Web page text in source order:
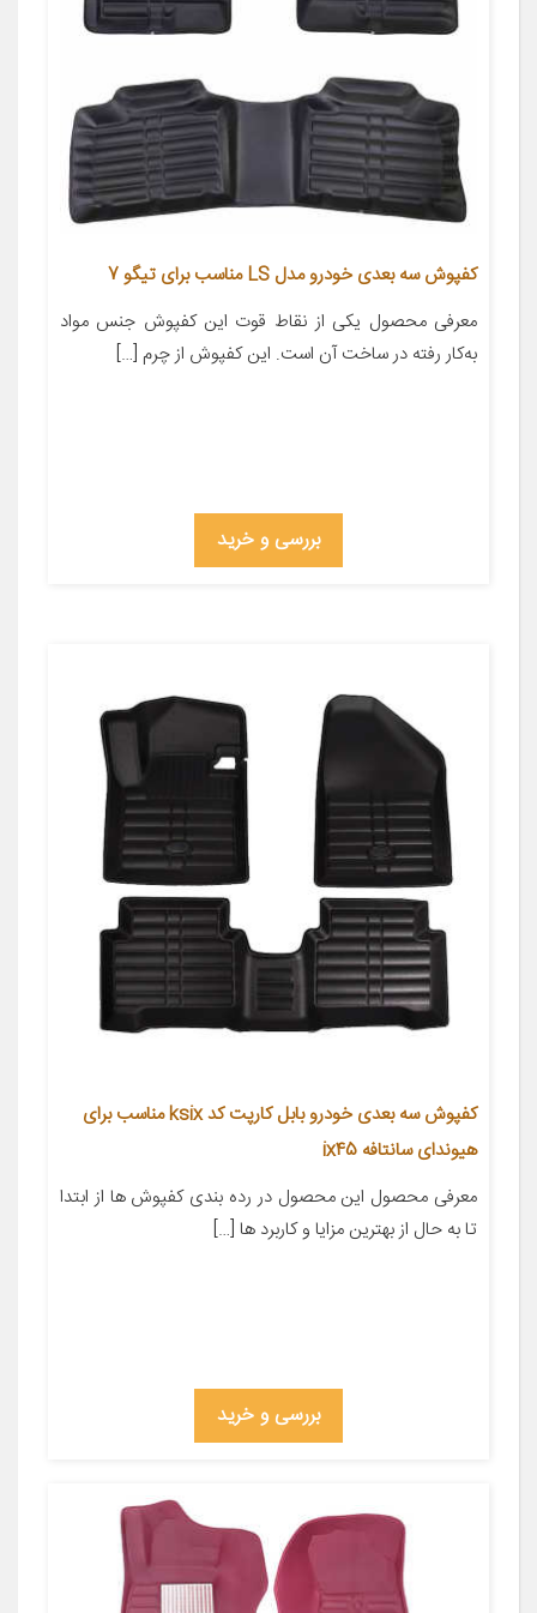
کفپوش سه بعدی خودرو مدل LS مناسب برای تیگو 7
معرفی محصول یکی از نقاط قوت این کفپوش جنس مواد
به‌کار رفته در ساخت آن است. این کفپوش از چرم […]
بررسی و خرید
کفپوش سه بعدی خودرو بابل کارپت کد ksix مناسب برای
هیوندای سانتافه ix45
معرفی محصول این محصول در رده بندی کفپوش ها از ابتدا
تا به حال از بهترین مزایا و کاربرد ها […]
بررسی و خرید